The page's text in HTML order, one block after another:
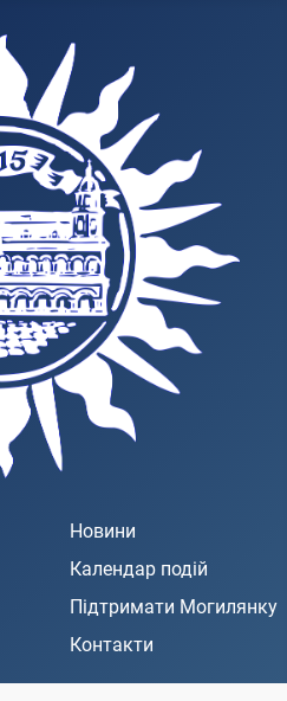
Новини
Календар подій
Підтримати Могилянку
Контакти